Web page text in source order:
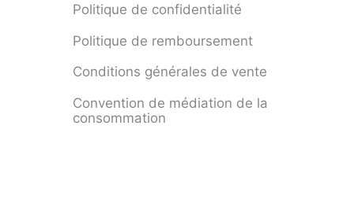
Politique de confidentialité
Politique de remboursement
Conditions générales de vente
Convention de médiation de la
consommation